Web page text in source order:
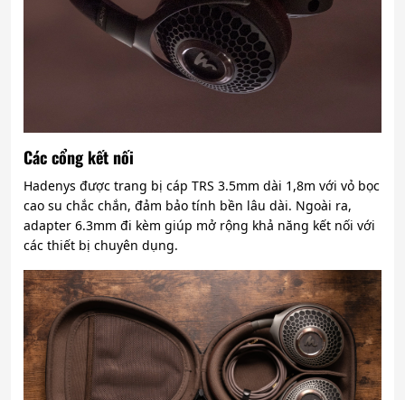
Các cổng kết nối
Hadenys được trang bị cáp TRS 3.5mm dài 1,8m với vỏ bọc
cao su chắc chắn, đảm bảo tính bền lâu dài. Ngoài ra,
adapter 6.3mm đi kèm giúp mở rộng khả năng kết nối với
các thiết bị chuyên dụng.